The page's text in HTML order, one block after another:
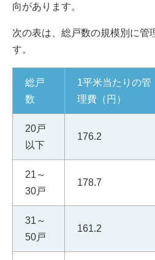
向があります。
次の表は、総戸数の規模別に管
す。
総戸
数
1平米当たりの管
理費（円）
20戸
以下
176.2
21～
30戸
178.7
31～
50戸
161.2